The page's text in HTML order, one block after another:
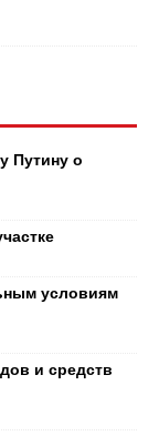
Путину о
условиям
и средств